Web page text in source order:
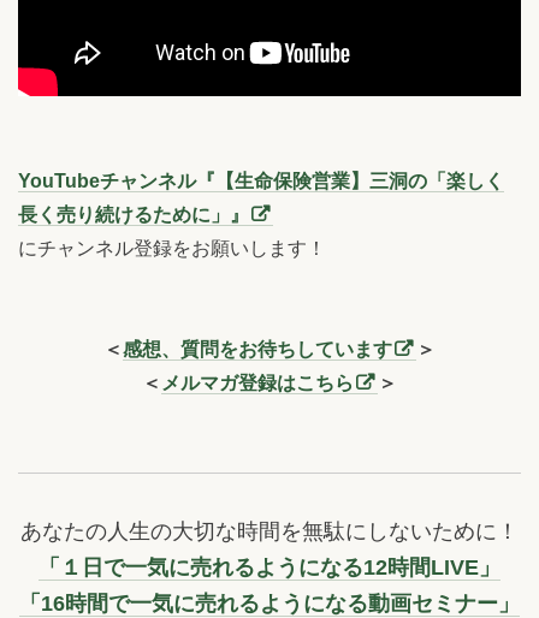
YouTubeチャンネル『【生命保険営業】三洞の「楽しく
長く売り続けるために」』
にチャンネル登録をお願いします！
＜感想、質問をお待ちしています
＞
＜ メルマガ登録はこちら ＞
あなたの人生の大切な時間を無駄にしないために！
「１日で一気に売れるようになる12時間LIVE」
「16時間で一気に売れるようになる動画セミナー」